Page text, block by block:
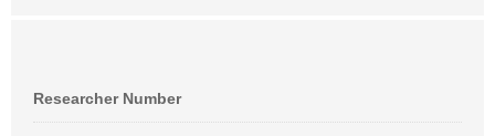
Researcher Number